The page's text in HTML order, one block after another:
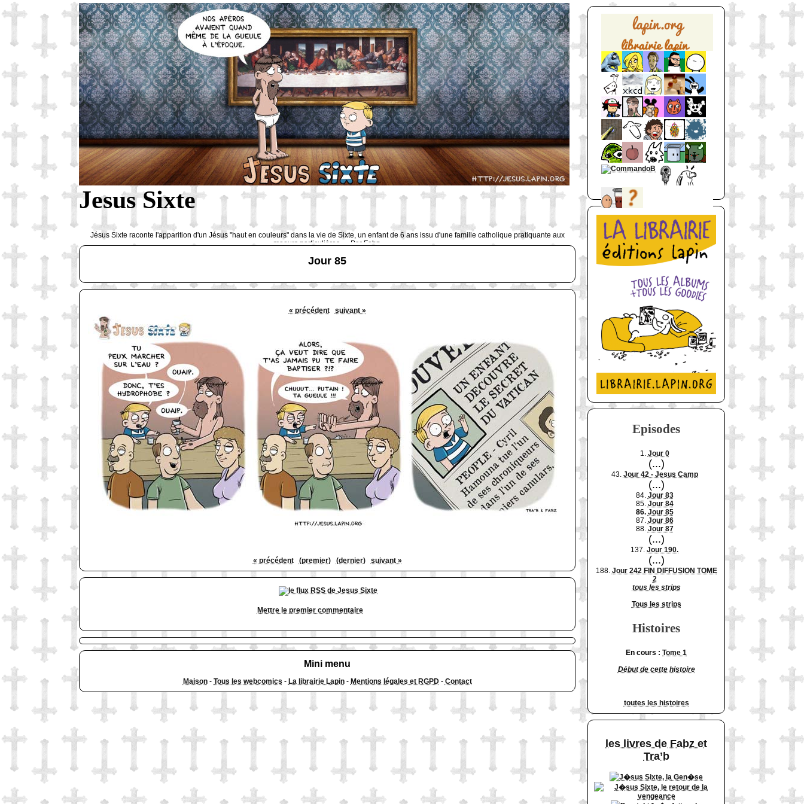
Jesus Sixte
Jésus Sixte raconte l'apparition d'un Jésus "haut en couleurs" dans la vie de Sixte, un enfant de 6 ans issu d'une famille catholique pratiquante aux
moeurs particulières … Par Fabz.
http://www.lefabz.com/
Jour 85
« précédent suivant »
« précédent (premier) (dernier) suivant »
Mettre le premier commentaire
Mini menu
Maison- Tous les webcomics - La librairie Lapin- Mentions légales et RGPD- Contact
Episodes
1. Jour 0
(...)
43. Jour 42 - Jesus Camp
(...)
84. Jour 83
85. Jour 84
86. Jour 85
87. Jour 86
88. Jour 87
(...)
137. Jour 190.
(...)
188. Jour 242 FIN DIFFUSION TOME
2
tous les strips
Tous les strips
Histoires
En cours : Tome 1
Début de cette histoire
toutes les histoires
les livres de Fabz et
Tra’b